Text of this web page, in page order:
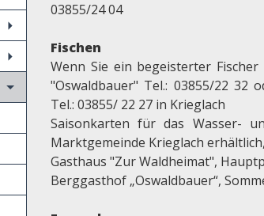
03855/24 04
Fischen
Wenn Sie ein begeisterter
"Oswaldbauer" Tel.: 03855/22 32
Tel.: 03855/ 22 27 in Krieglach
Saisonkarten für das Wasser-
Marktgemeinde Krieglach
Gasthaus "Zur Waldheimat",
Berggasthof „Oswaldbauer“,